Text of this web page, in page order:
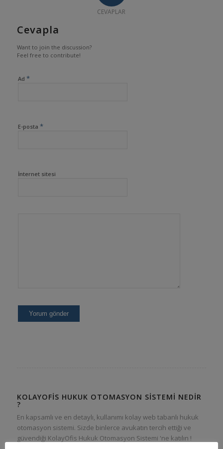
CEVAPLAR
Cevapla
Want to join the discussion?
Feel free to contribute!
Ad *
E-posta *
İnternet sitesi
KOLAYOFIS HUKUK OTOMASYON SISTEMI NEDIR
?
En kapsamlı ve en detaylı, kullanımı kolay web tabanlı hukuk
otomasyon sistemi. Sizde binlerce avukatın tercih ettiği ve
güvendiği KolayOfis Hukuk Otomasyon Sistemi 'ne katılın !